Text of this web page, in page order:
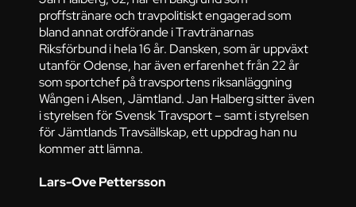
proffstränare och travpolitiskt engagerad som
bland annat ordförande i Travtränarnas
Riksförbund i hela 16 år. Dansken, som är uppväxt
utanför Odense, har även erfarenhet från 22 år
som sportchef på travsportens riksanläggning
Wången i Alsen, Jämtland. Jan Halberg sitter även
i styrelsen för Svensk Travsport – samt i styrelsen
för Jämtlands Travsällskap, ett uppdrag han nu
kommer att lämna.
Lars-Ove Pettersson